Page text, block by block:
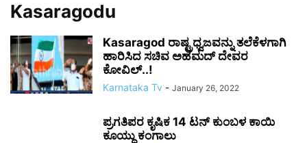
Kasaragodu
Kasaragod ರಾಷ್ಟ್ರಧ್ವಜವನ್ನು ತಲೆಕೆಳಗಾಗಿ
ಹಾರಿಸಿದ ಸಚಿವ ಅಹಮದ್ ದೇವರ
ಕೋವಿಲ್..!
Karnataka Tv - January 26, 2022
ಪ್ರಗತಿಪರ ಕೃಷಿಕ 14 ಟನ್ ಕುಂಬಳ ಕಾಯಿ
ಕೂಯ್ದು ಕಂಗಾಲು